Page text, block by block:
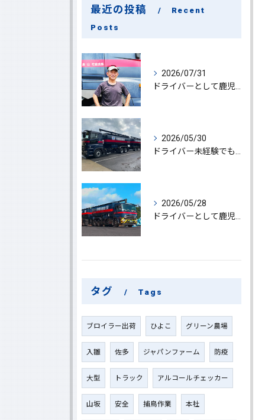
最近の投稿
Recent
Posts
2026/07/31
2026/05/30
2026/05/28
タグ Tags
ブロイラー出荷 ひよこ グリーン農場
入雛 佐多 ジャパンファーム 防疫
大型 トラック アルコールチェッカー
山坂 安全 捕鳥作業 本社